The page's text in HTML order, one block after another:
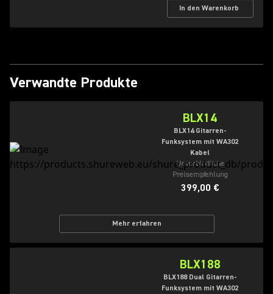
In den Warenkorb
Verwandte Produkte
BLX14
BLX14 Gitarren-
Funksystem mit WA302
Kabel
Unverbindliche
Preisempfehlung
399,00 €
Mehr erfahren
BLX188
BLX188 Dual Gitarren-
Funksystem mit WA302